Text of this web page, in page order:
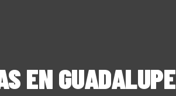
EN GUADALUPE